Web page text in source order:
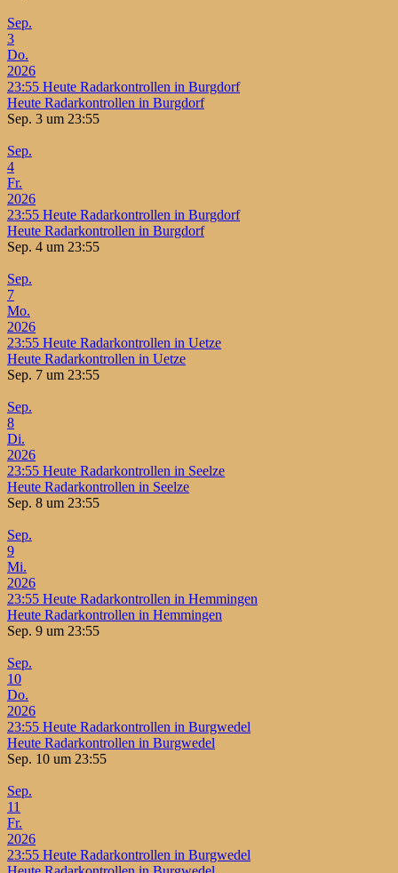
Sep.
3
Do.
2026
23:55 Heute Radarkontrollen in Burgdorf
Heute Radarkontrollen in Burgdorf
Sep. 3 um 23:55
Sep.
4
Fr.
2026
23:55 Heute Radarkontrollen in Burgdorf
Heute Radarkontrollen in Burgdorf
Sep. 4 um 23:55
Sep.
7
Mo.
2026
23:55 Heute Radarkontrollen in Uetze
Heute Radarkontrollen in Uetze
Sep. 7 um 23:55
Sep.
8
Di.
2026
23:55 Heute Radarkontrollen in Seelze
Heute Radarkontrollen in Seelze
Sep. 8 um 23:55
Sep.
9
Mi.
2026
23:55 Heute Radarkontrollen in Hemmingen
Heute Radarkontrollen in Hemmingen
Sep. 9 um 23:55
Sep.
10
Do.
2026
23:55 Heute Radarkontrollen in Burgwedel
Heute Radarkontrollen in Burgwedel
Sep. 10 um 23:55
Sep.
11
Fr.
2026
23:55 Heute Radarkontrollen in Burgwedel